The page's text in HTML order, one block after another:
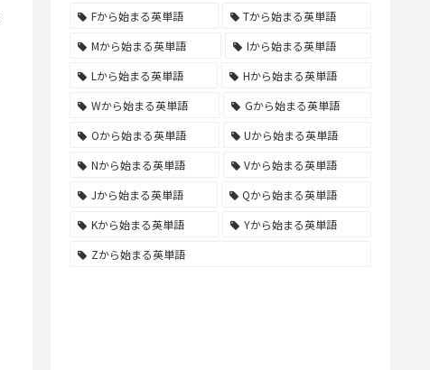
Fから始まる英単語
Tから始まる英単語
Mから始まる英単語
Iから始まる英単語
Lから始まる英単語
Hから始まる英単語
Wから始まる英単語
Gから始まる英単語
Oから始まる英単語
Uから始まる英単語
Nから始まる英単語
Vから始まる英単語
Jから始まる英単語
Qから始まる英単語
Kから始まる英単語
Yから始まる英単語
Zから始まる英単語